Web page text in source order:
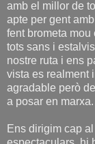
amb el millor de
apte per gent
fent brometa mou
tots sans i
nostre ruta i ens
vista es realment
agradable però
a posar en
Ens dirigim cap